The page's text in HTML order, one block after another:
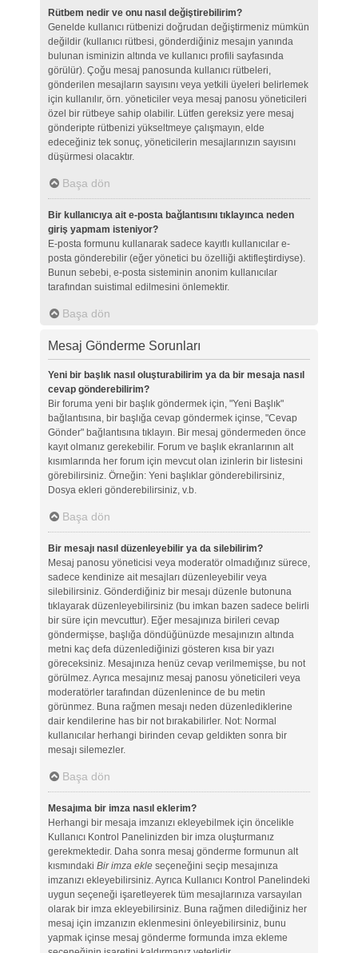
Rütbem nedir ve onu nasıl değiştirebilirim?
Genelde kullanıcı rütbenizi doğrudan değiştirmeniz mümkün
değildir (kullanıcı rütbesi, gönderdiğiniz mesajın yanında
bulunan isminizin altında ve kullanıcı profili sayfasında
görülür). Çoğu mesaj panosunda kullanıcı rütbeleri,
gönderilen mesajların sayısını veya yetkili üyeleri belirlemek
için kullanılır, örn. yöneticiler veya mesaj panosu yöneticileri
özel bir rütbeye sahip olabilir. Lütfen gereksiz yere mesaj
gönderipte rütbenizi yükseltmeye çalışmayın, elde
edeceğiniz tek sonuç, yöneticilerin mesajlarınızın sayısını
düşürmesi olacaktır.
Başa dön
Bir kullanıcıya ait e-posta bağlantısını tıklayınca neden
giriş yapmam isteniyor?
E-posta formunu kullanarak sadece kayıtlı kullanıcılar e-
posta gönderebilir (eğer yönetici bu özelliği aktifleştirdiyse).
Bunun sebebi, e-posta sisteminin anonim kullanıcılar
tarafından suistimal edilmesini önlemektir.
Başa dön
Mesaj Gönderme Sorunları
Yeni bir başlık nasıl oluşturabilirim ya da bir mesaja nasıl
cevap gönderebilirim?
Bir foruma yeni bir başlık göndermek için, "Yeni Başlık"
bağlantısına, bir başlığa cevap göndermek içinse, "Cevap
Gönder" bağlantısına tıklayın. Bir mesaj göndermeden önce
kayıt olmanız gerekebilir. Forum ve başlık ekranlarının alt
kısımlarında her forum için mevcut olan izinlerin bir listesini
görebilirsiniz. Örneğin: Yeni başlıklar gönderebilirsiniz,
Dosya ekleri gönderebilirsiniz, v.b.
Başa dön
Bir mesajı nasıl düzenleyebilir ya da silebilirim?
Mesaj panosu yöneticisi veya moderatör olmadığınız sürece,
sadece kendinize ait mesajları düzenleyebilir veya
silebilirsiniz. Gönderdiğiniz bir mesajı düzenle butonuna
tıklayarak düzenleyebilirsiniz (bu imkan bazen sadece belirli
bir süre için mevcuttur). Eğer mesajınıza birileri cevap
göndermişse, başlığa döndüğünüzde mesajınızın altında
metni kaç defa düzenlediğinizi gösteren kısa bir yazı
göreceksiniz. Mesajınıza henüz cevap verilmemişse, bu not
görülmez. Ayrıca mesajınız mesaj panosu yöneticileri veya
moderatörler tarafından düzenlenince de bu metin
görünmez. Buna rağmen mesajı neden düzenlediklerine
dair kendilerine has bir not bırakabilirler. Not: Normal
kullanıcılar herhangi birinden cevap geldikten sonra bir
mesajı silemezler.
Başa dön
Mesajıma bir imza nasıl eklerim?
Herhangi bir mesaja imzanızı ekleyebilmek için öncelikle
Kullanıcı Kontrol Panelinizden bir imza oluşturmanız
gerekmektedir. Daha sonra mesaj gönderme formunun alt
kısmındaki Bir imza ekleseçeneğini seçip mesajınıza
imzanızı ekleyebilirsiniz. Ayrıca Kullanıcı Kontrol Panelindeki
uygun seçeneği işaretleyerek tüm mesajlarınıza varsayılan
olarak bir imza ekleyebilirsiniz. Buna rağmen dilediğiniz her
mesaj için imzanızın eklenmesini önleyebilirsiniz, bunu
yapmak içinse mesaj gönderme formunda imza ekleme